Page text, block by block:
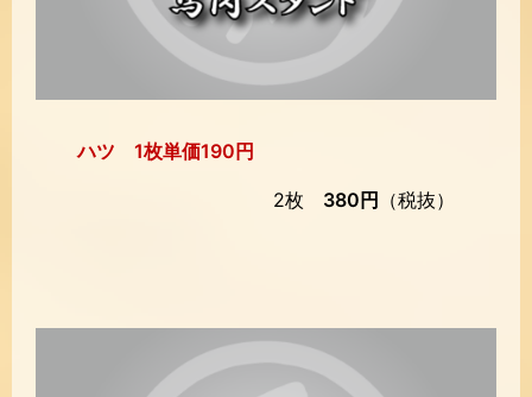
ハツ 1枚単価190円
2枚 380円 （税抜）